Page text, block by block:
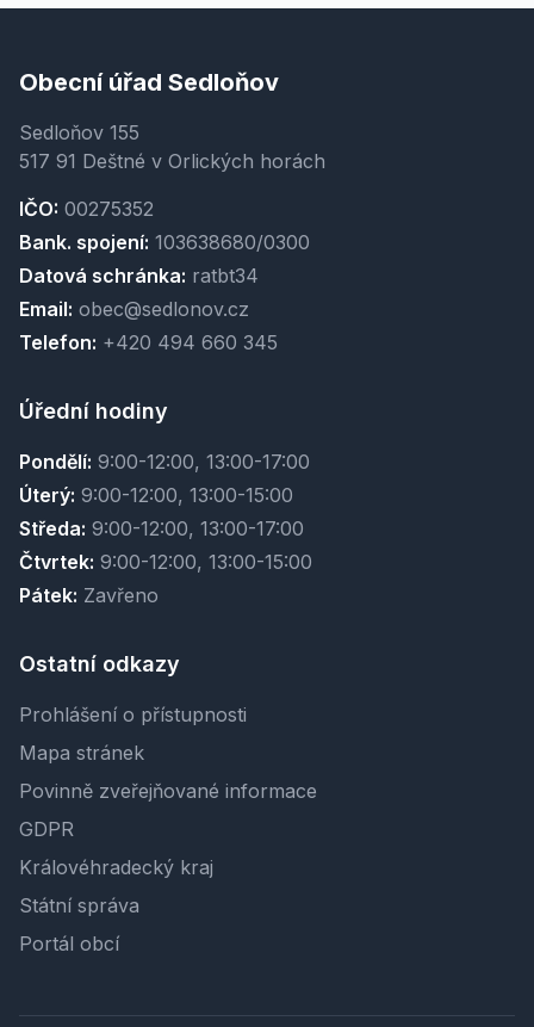
Obecní úřad Sedloňov
Sedloňov 155
517 91 Deštné v Orlických horách
IČO: 00275352
Bank. spojení: 103638680/0300
Datová schránka: ratbt34
Email: obec@sedlonov.cz
Telefon: +420 494 660 345
Úřední hodiny
Pondělí: 9:00-12:00, 13:00-17:00
Úterý: 9:00-12:00, 13:00-15:00
Středa: 9:00-12:00, 13:00-17:00
Čtvrtek: 9:00-12:00, 13:00-15:00
Pátek: Zavřeno
Ostatní odkazy
Prohlášení o přístupnosti
Mapa stránek
Povinně zveřejňované informace
GDPR
Královéhradecký kraj
Státní správa
Portál obcí